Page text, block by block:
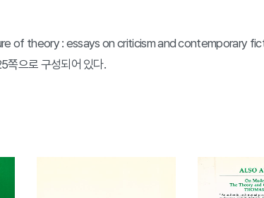
of theory : essays on criticism and contemporary
쪽으로 구성되어 있다.